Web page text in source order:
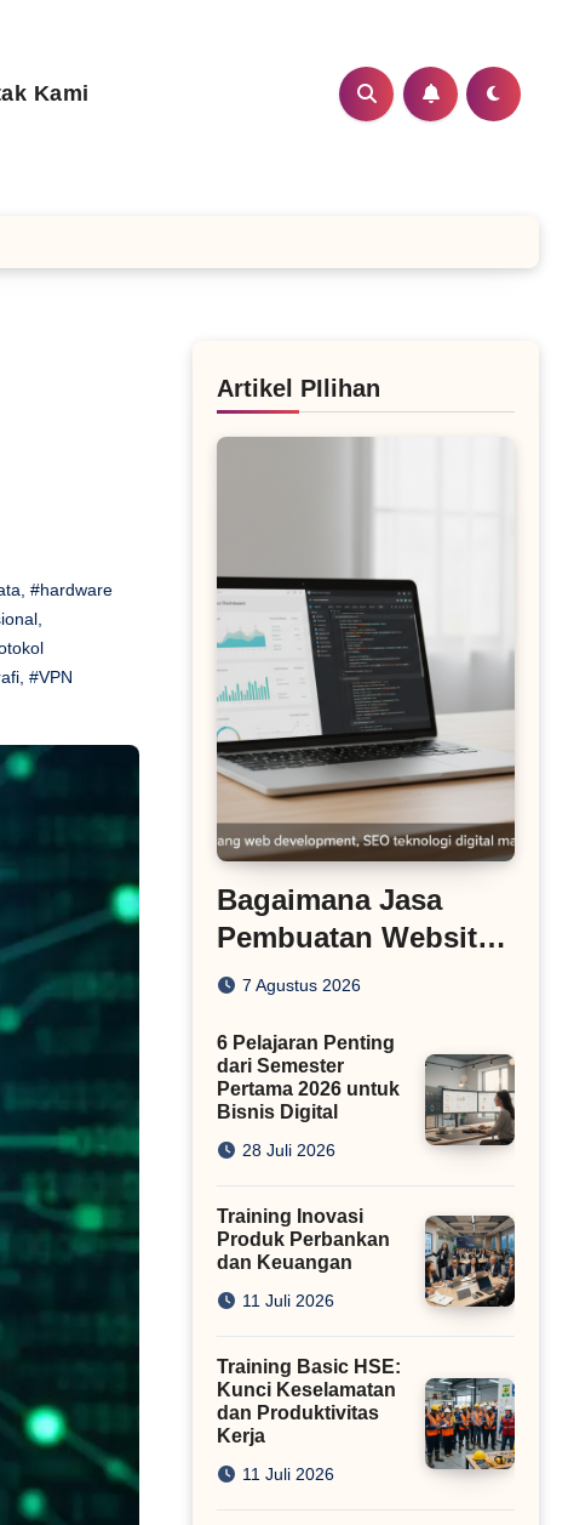
Kami
, #hardware
,
, #VPN
Artikel PIlihan
Bagaimana Jasa
Pembuatan Website
Menyesuaikan Diri
SEO Masa Kini
7 Agustus 2026
6 Pelajaran Penting
dari Semester
Pertama 2026 untuk
Bisnis Digital
28 Juli 2026
Training Inovasi
Produk Perbankan
dan Keuangan
11 Juli 2026
Training Basic HSE:
Kunci Keselamatan
dan Produktivitas
Kerja
11 Juli 2026